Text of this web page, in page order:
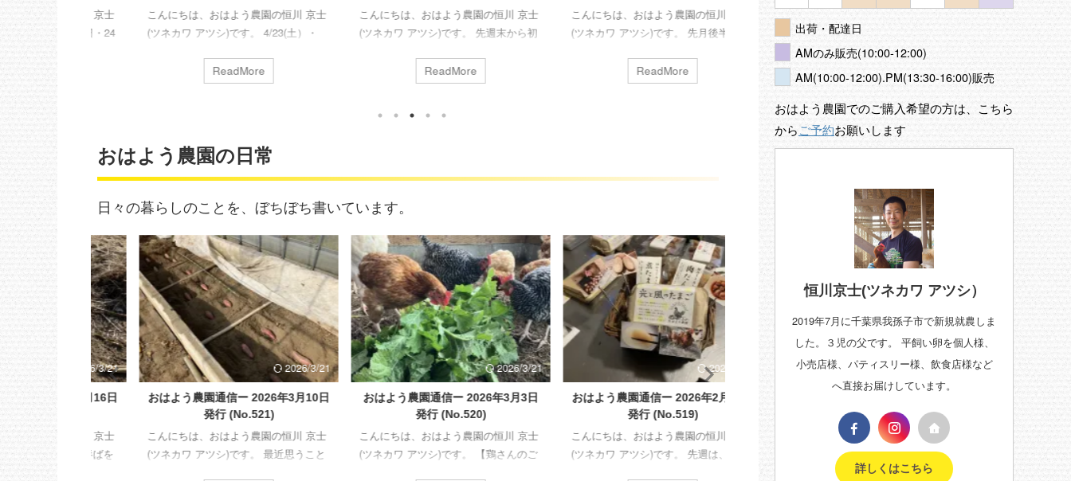
先月23日・24
れたsmall
月28日にテレ
し旅」に出
した！テレビ
成長してお
ジャガイモは
てます。2週
を行うこと
成 ...
こんにちは、おはよう農園の恒川 京士
(ツネカワ アツシ)です。 4/23(土）・
small planet marcheに出店してきまし
た。ありがたいことに多くのお客様に
クラの播種作業が終わりました。何日
か経過してますが順調に成長してま
ニとピーマンの種まきのみ。余力があ
れば、きゅうり・カボチャ・つるむら
さき・枝豆・ビーツが播ければ ...
ReadMore
こんにちは、おはよう農園の恒川 京士
(ツネカワ アツシ)です。 先週末から初
気に散ってしまい、葉桜になってしま
いました。日中の気温は25℃前後まで
えをしようと考えていたのですが、保
農園では夏野菜のメインの一つになる
トマト（中玉トマト）の種を播きまし
た。トマトはビニールハウス内で育て
ることが多いので ...
ReadMore
こんにちは、おはよう農園の恒川 京士
(ツネカワ アツシ)です。 先月後半から
季節が逆戻りするような低温の日が、
比較的多いこともあり、ナスの苗の生
菜はやらない予定でしたが、自宅の庭
で登場した助っ人（息子）に種まきを
してもらいました。 春菊・水菜、ちぢ
み菜・雪菜・壬生菜など ...
ReadMore
こんにちは、おはよう農園の恒川 京士
(ツネカワ アツシ)です。 今日で9月も
最後ですね・・・そろそろ年末に向け
て家の中のものの整理整頓を始めてい
る我が家です。 朝晩がすっかり涼しく
なり、日の出は5時半・日の入りは17時
半となり、秋も本格化してきたなぁと
思う今日この頃です。日中は時々、ツ
クツクボウシが鳴いておりますが、皆
さんのところはいかがでしょうか？ 先
日の台風で、被害に見舞われた方も多
数いらっしゃるのをニュースで見聞き
し、自然の驚異（人間に対する抵
抗！？）を年々強く感じております。
さて、昨年もそうなの ...
ReadMore
こんにちは、おはよう
(ツネカワ アツシ)です
日と稲毛海浜公園で開
planet marcheに出店、
ビ東京で放送された「昼
演させて頂きました。初
ても楽しく過ごせた4月
に映ってる自分を見る
開始した野菜ですが順
ります。 畑に植え付け
ちょっとずつ発芽が始
おきに管理機で土寄せ
で、土中に空気を含ま
ReadMore
おはよう農園の日常
日々の暮らしのことを、ぼちぼち書いています。
年3月16日
の恒川 京士
今月も半ばを
5月いっぱい
2026/3/21
おはよう農園通信ー 2026年3月10日
発行 (No.521)
こんにちは、おはよう農園の恒川 京士
(ツネカワ アツシ)です。 最近思うこと
2026/3/21
おはよう農園通信ー 2026年3月3日
発行 (No.520)
こんにちは、おはよう農園の恒川 京士
(ツネカワ アツシ)です。 【鶏さんのご
2026/3/21
おはよう農園通信ー 2026年2月24日
発行 (No.519)
こんにちは、おはよう農園の恒川 京士
(ツネカワ アツシ)です。 先週は、幕張
2026/3/27
発行 (No.523)
こんにちは、おはよう農園の恒川 京士
(ツネカワ アツシ)です。 日の出が徐々
に早くなり、また日の入りも遅くなり
おはよう農園通信ー
こんにちは、おはよう
(ツネカワ アツシ)です
過ぎました。今月後半
出荷・配達日
AMのみ販売(10:00-12:00)
AM(10:00-12:00).PM(13:30-16:00)販売
おはよう農園でのご購入希望の方は、こちら
からご予約お願いします
恒川京士(ツネカワ アツシ）
2019年7月に千葉県我孫子市で新規就農しま
した。３児の父です。 平飼い卵を個人様、
小売店様、パティスリー様、飲食店様など
へ直接お届けしています。
詳しくはこちら